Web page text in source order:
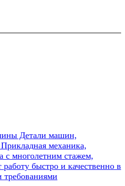
Детали машин,
механика,
с многолетним стажем,
быстро и качественно в
требованиями